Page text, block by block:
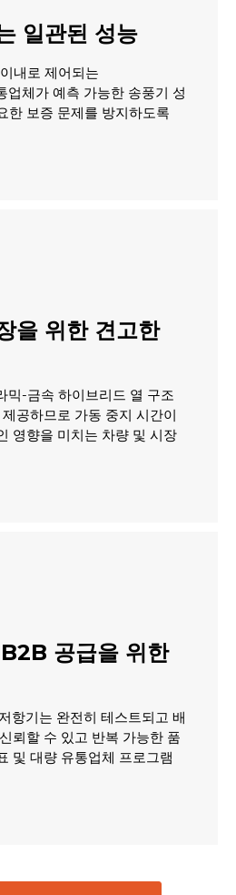
일관된 성능
내로 제어되는
체가 예측 가능한 송풍기 성
한 보증 문제를 방지하도록
을 위한 견고한
-금속 하이브리드 열 구조
공하므로 가동 중지 시간이
영향을 미치는 차량 및 시장
공급을 위한
기는 완전히 테스트되고 배
뢰할 수 있고 반복 가능한 품
및 대량 유통업체 프로그램